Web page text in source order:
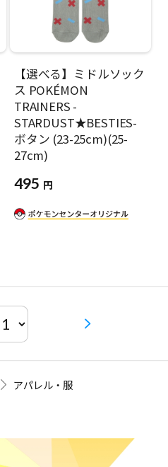
【選べる】ミドルソック
ス POKÉMON
TRAINERS -
STARDUST★BESTIES-
ボタン (23-25cm)(25-
27cm)
495 円
アパレル・服